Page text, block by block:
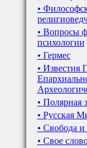
•
• Вопросы
психологии
• Гермес
• Известия
• Полярная
• Русская
• Свобода и
• Свое